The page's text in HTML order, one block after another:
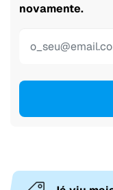
novamente.